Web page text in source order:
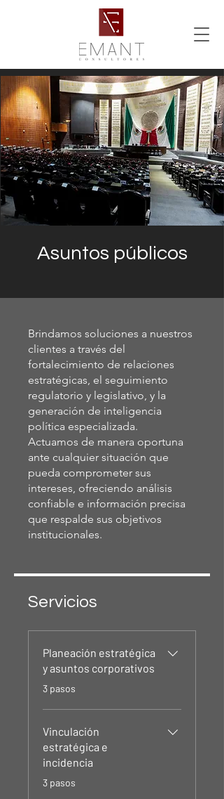
Asuntos públicos
Brindamos soluciones a nuestros
clientes a través del
fortalecimiento de relaciones
estratégicas, el seguimiento
regulatorio y legislativo, y la
generación de inteligencia
política especializada.
Actuamos de manera oportuna
ante cualquier situación que
pueda comprometer sus
intereses, ofreciendo análisis
confiable e información precisa
que respalde sus objetivos
institucionales.
Servicios
Planeación estratégica
y asuntos corporativos
.3 pasos
Vinculación
estratégica e
incidencia
.3 pasos